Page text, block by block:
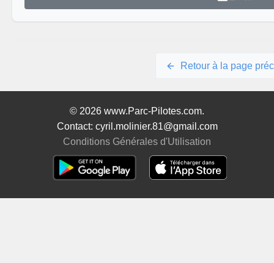
Retour à la page
© 2026 www.Parc-Pilotes.com.
Contact: cyril.molinier.81@gmail.com
Conditions Générales d'Utilisation